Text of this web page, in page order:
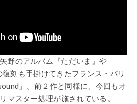
野のアルバム『ただいま』や
復刻も手掛けてきたフランス・パリ
」。前２作と同様に、今回もオ
マスター処理が施されている。